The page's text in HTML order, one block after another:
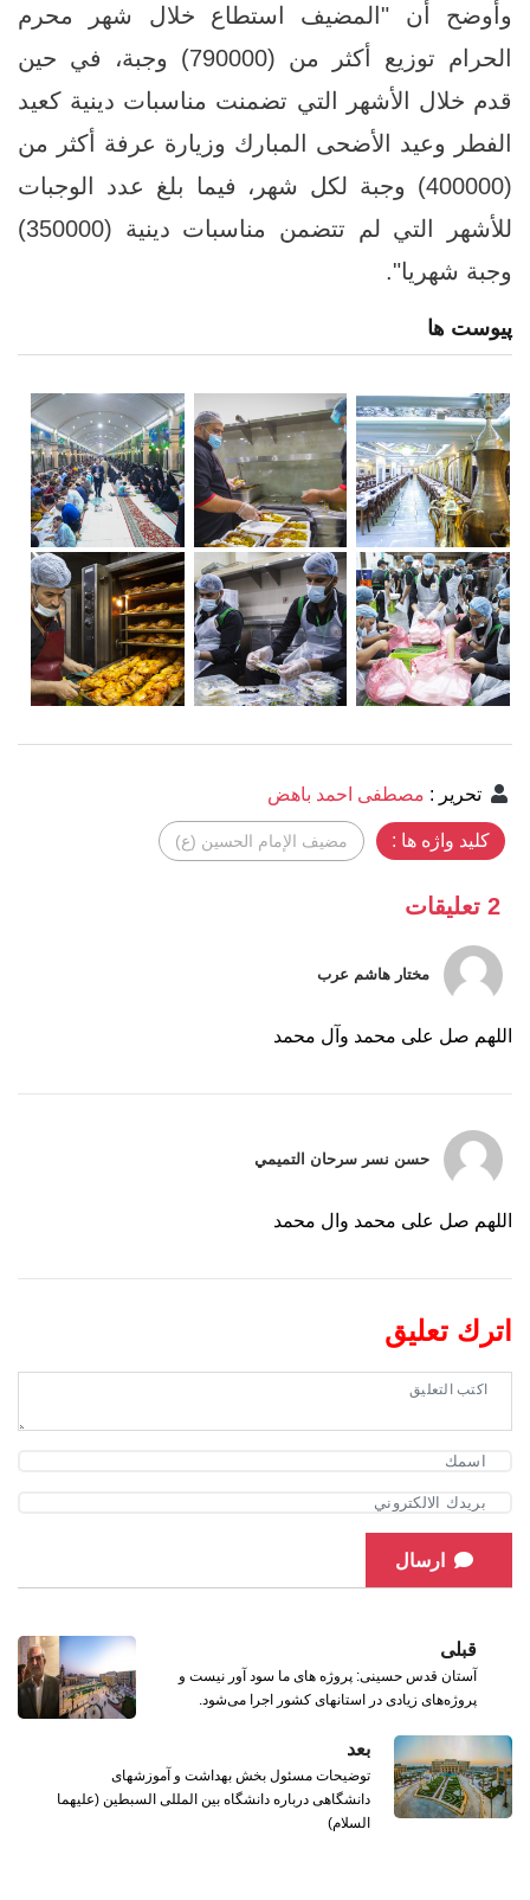
وأوضح أن "المضيف استطاع خلال شهر محرم
الحرام توزيع أكثر من (790000) وجبة، في حين
قدم خلال الأشهر التي تضمنت مناسبات دينية كعيد
الفطر وعيد الأضحى المبارك وزيارة عرفة أكثر من
(400000) وجبة لكل شهر، فيما بلغ عدد الوجبات
للأشهر التي لم تتضمن مناسبات دينية (350000)
وجبة شهريا".
پیوست ها
تحرير : مصطفى احمد باهض
کلید واژه ها : مضيف الإمام الحسين (ع)
2 تعليقات
مختار هاشم عرب
اللهم صل على محمد وآل محمد
حسن نسر سرحان التميمي
اللهم صل على محمد وال محمد
اترك تعليق
ارسال
قبلی
آستان قدس حسینی: پروژه های ما سود آور نیست و
پروژه‌های زیادی در استانهای کشور اجرا می‌شود.
بعد
توضیحات مسئول بخش بهداشت و آموزشهای
دانشگاهی درباره دانشگاه بین المللی السبطین (علیهما
السلام)